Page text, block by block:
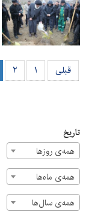
قبلی ۱ ۲
تاریخ
همه‌ی روزها
همه‌ی ماه‌ها
همه‌ی سال‌ها